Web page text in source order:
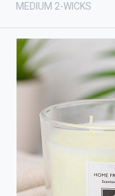
MEDIUM 2-WICKS